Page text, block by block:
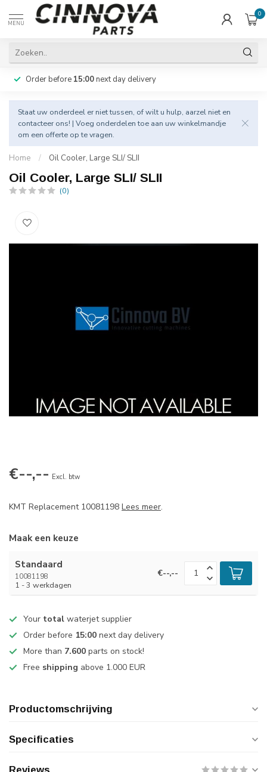
MENU
0
Order before 15:00next day delivery
Staat uw onderdeel er niet tussen, of wilt u hulp, aarzel niet en
contacteer ons! | Voeg onderdelen toe aan uw winkelmandje
om een offerte op te vragen.
Home / Oil Cooler, Large SLI/ SLII
Oil Cooler, Large SLI/ SLII
(0)
€--,-- Excl. btw
KMT Replacement 10081198 Lees meer.
Maak een keuze
Standaard
10081198
1 - 3 werkdagen
€--,--
Your total waterjet supplier
Order before 15:00 next day delivery
More than 7.600 parts on stock!
Free shipping above 1.000 EUR
Productomschrijving
Specificaties